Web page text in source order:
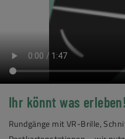
Ihr könnt was erleben!
Rundgänge mit VR-Brille,